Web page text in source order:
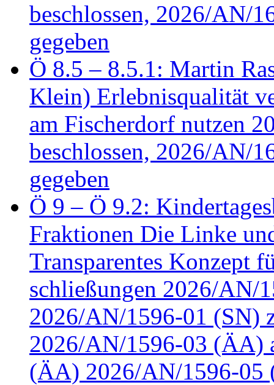
beschlossen, 2026/AN/
gegeben
Ö 8.5 – 8.5.1: Martin
Klein) Erlebnisqualität
am Fischerdorf nutzen
beschlossen, 2026/AN/
gegeben
Ö 9 – Ö 9.2:
Fraktionen Die Linke
Transparentes Konzept
schließungen 2026/AN/
2026/AN/1596-01 (SN)
2026/AN/1596-03 (ÄA)
(ÄA) 2026/AN/1596-05